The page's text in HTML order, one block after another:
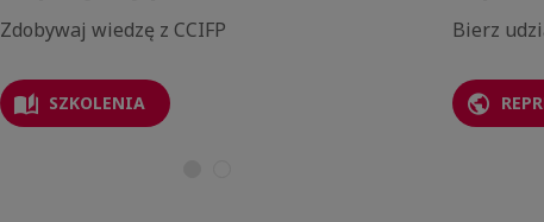
Zdobywaj wiedzę z CCIFP
SZKOLENIA
Bierz